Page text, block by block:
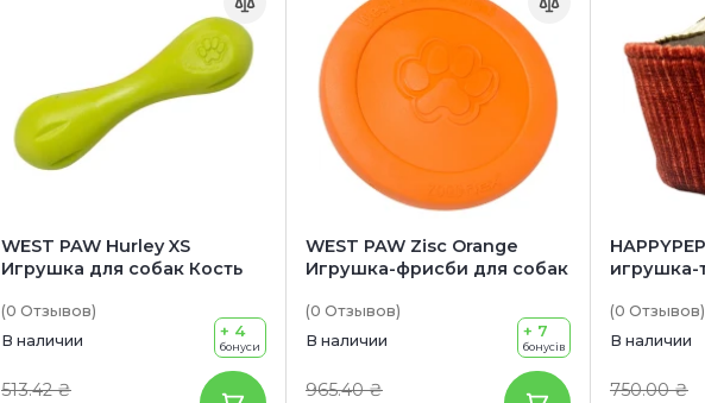
WEST PAW Hurley XS
Игрушка для собак Кость
(0 Отзывов)
В наличии
513.42 ₴
+ 4
бонуси
WEST PAW Zisc Orange
Игрушка-фрисби для собак
(0 Отзывов)
В наличии
965.40 ₴
+ 7
бонусів
игрушка-
(0 Отзывов)
В наличии
750.00 ₴